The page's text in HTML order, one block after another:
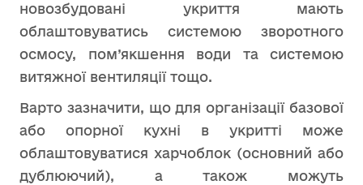
новозбудовані укриття мають
облаштовуватись системою зворотного
осмосу, пом’якшення води та системою
витяжної вентиляції тощо.
Варто зазначити, що для організації базової
або опорної кухні в укритті може
облаштовуватися харчоблок (основний або
дублюючий), а також можуть